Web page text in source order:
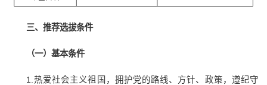
三、推荐选拔条件
（一）基本条件
1.热爱社会主义祖国，拥护党的路线、方针、政策，遵纪守